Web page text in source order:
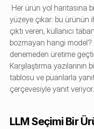
Her ürün yol haritasına
yüzeye çıkar: bu
çıktı veren, kullanıcı
bozmayan hangi model?
denemeden üretime
Karşılaştırma
tablosu ve puanlarla
çerçevesiyle yanıt veriyor.
LLM Seçimi Bir